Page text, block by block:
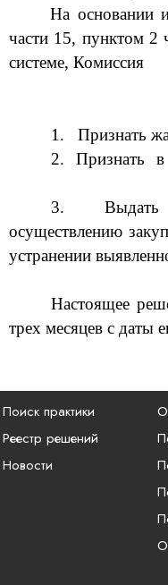
На основании
части 15, пунктом 2
системе, Комиссия
1. Признать
2.
Признать в
3.
Выдать
осуществлению
устранении
Настоящее
трех месяцев с даты
Поиск практики
Реестр решений
Новости
О